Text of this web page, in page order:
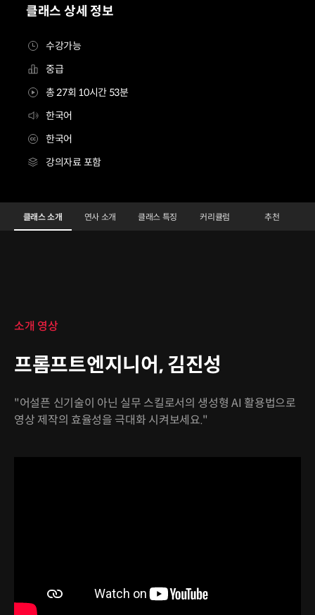
클래스 상세 정보
수강가능
중급
총 27회 10시간 53분
한국어
한국어
강의자료 포함
프롬프트엔지니어 김진성 Details
Configuration Information Shortcuts
클래스 소개 연사 소개 클래스 특징 커리큘럼 추천
소개 영상
프롬프트엔지니어, 김진성
"어설픈 신기술이 아닌 실무 스킬로서의 생성형 AI 활용법으로
영상 제작의 효율성을 극대화 시켜보세요."